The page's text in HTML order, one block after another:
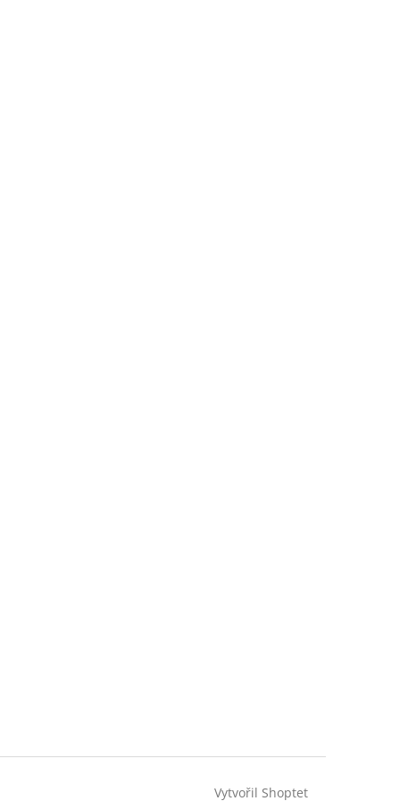
Vytvořil Shoptet